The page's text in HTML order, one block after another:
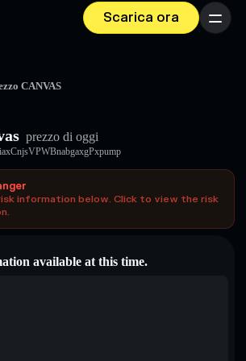
Scarica ora Menu
CANVAS
prezzo di oggi
information below. Click to view the risk
available at this time.